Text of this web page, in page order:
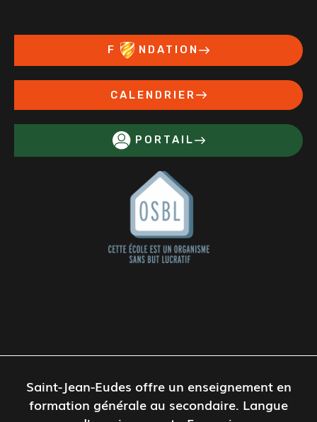
F NDATION
CALENDRIER
PORTAIL
Saint-Jean-Eudes offre un enseignement en
formation générale au secondaire. Langue